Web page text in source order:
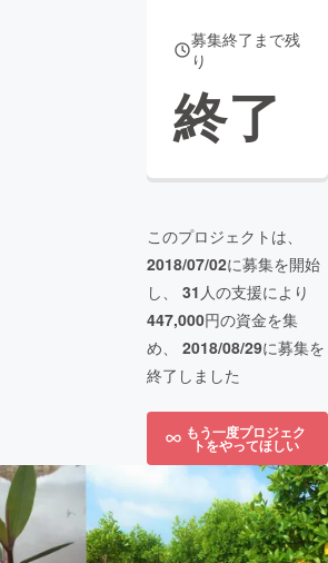
募集終了まで残
り
終了
このプロジェクトは、
2018/07/02に募集を開始
し、 31 人の支援により
447,000円の資金を集
め、 2018/08/29に募集を
終了しました
もう一度プロジェク
トをやってほしい